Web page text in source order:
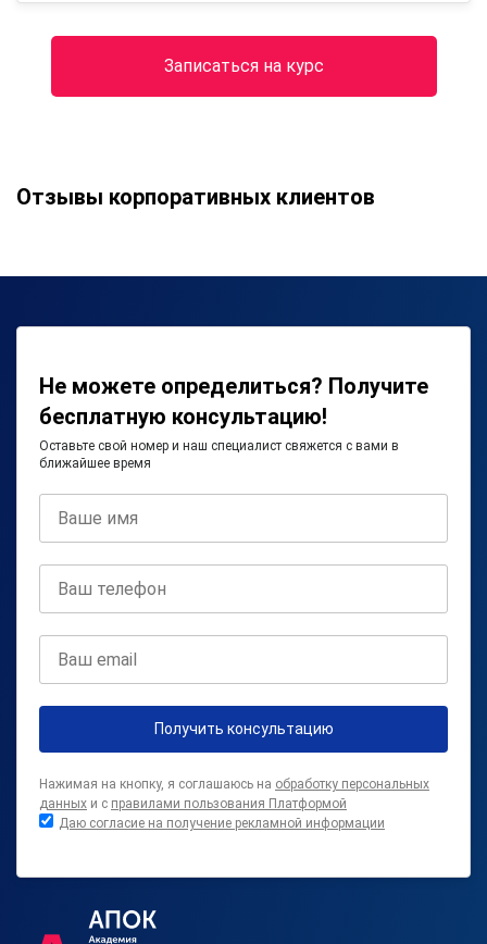
Записаться на курс
Отзывы корпоративных клиентов
Не можете определиться? Получите
бесплатную консультацию!
Оставьте свой номер и наш специалист свяжется с вами в
ближайшее время
Получить консультацию
Нажимая на кнопку, я соглашаюсь на обработку персональных
данных и с правилами пользования Платформой
Даю согласие на получение рекламной информации